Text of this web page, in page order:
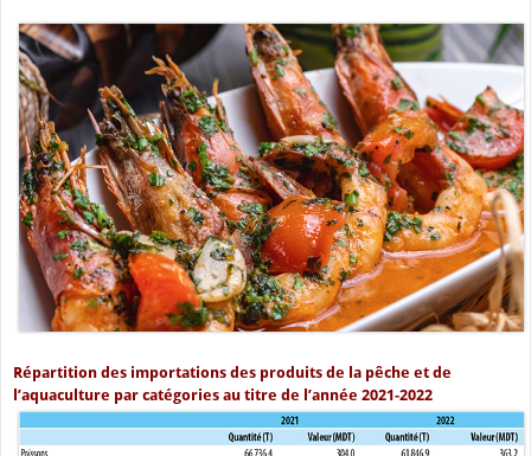
Répartition des importations des produits de la pêche et de
l’aquaculture par catégories au titre de l’année 2021-2022